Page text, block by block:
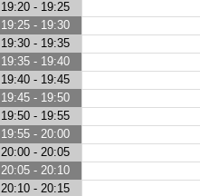
19:20 - 19:25
19:25 - 19:30
19:30 - 19:35
19:35 - 19:40
19:40 - 19:45
19:45 - 19:50
19:50 - 19:55
19:55 - 20:00
20:00 - 20:05
20:05 - 20:10
20:10 - 20:15